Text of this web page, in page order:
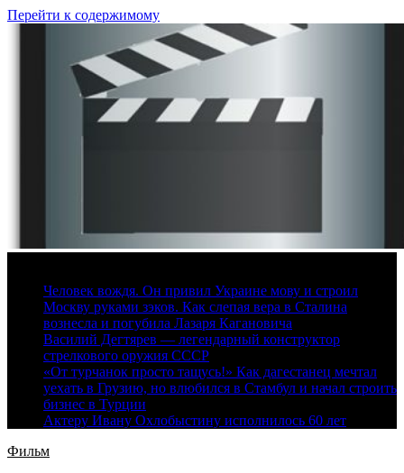
Перейти к содержимому
Человек вождя. Он привил Украине мову и строил
Москву руками зэков. Как слепая вера в Сталина
вознесла и погубила Лазаря Кагановича
Василий Дегтярев — легендарный конструктор
стрелкового оружия СССР
«От турчанок просто тащусь!» Как дагестанец мечтал
уехать в Грузию, но влюбился в Стамбул и начал строить
бизнес в Турции
Актеру Ивану Охлобыстину исполнилось 60 лет
Фильм